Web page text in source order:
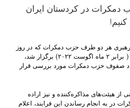
در کردستان ایران
هر دو طرف حزب دمکرات که در روز
سەشنبە ١١ مرداد ماە ١٤٠١ ( برابر ٢ ماه اگوست ٢٠٢٢) برگزار شد،
صفوف حزب دمکرات مورد بررسی قرار
هیئت‌های مذاکرەکنندە و نيز اراده
بە انجام رساندن اين فرايند، اعلام